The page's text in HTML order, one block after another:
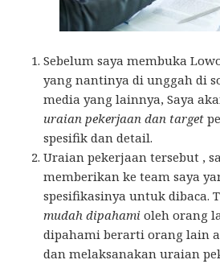
Sebelum saya membuka
yang nantinya di unggah di
media yang lainnya, Saya
uraian pekerjaan dan target
spesifik dan detail.
Uraian pekerjaan tersebut ,
memberikan ke team saya
spesifikasinya untuk dibaca.
mudah dipahami oleh orang
dipahami berarti orang lain
dan melaksanakan uraian